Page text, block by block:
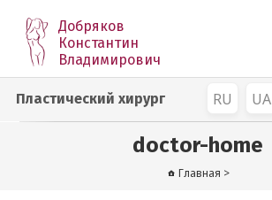
Добряков
Константин
Владимирович
RU UA
Пластический хирург
doctor-home
Главная >